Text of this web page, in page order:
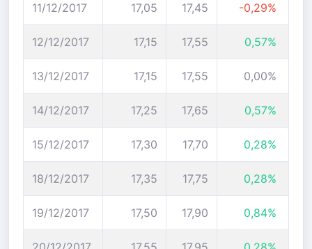
11/12/2017 17,05 17,45 -0,29%
12/12/2017 17,15 17,55 0,57%
13/12/2017 17,15 17,55 0,00%
14/12/2017 17,25 17,65 0,57%
15/12/2017 17,30 17,70 0,28%
18/12/2017 17,35 17,75 0,28%
19/12/2017 17,50 17,90 0,84%